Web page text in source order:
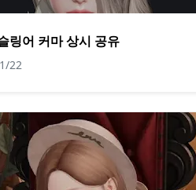
링어 커마 상시 공유
22